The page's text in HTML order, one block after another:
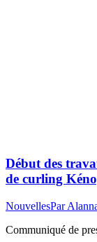
Début des
de curling
NouvellesPar
Communiqué de